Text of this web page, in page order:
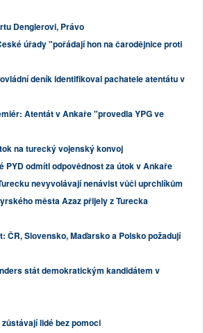
Denglerovi, Právo
úřady "pořádají hon na čarodějnice proti
deník identifikoval pachatele atentátu v
Atentát v Ankaře "provedla YPG ve
na turecký vojenský konvoj
PYD odmítl odpovědnost za útok v Ankaře
nevyvolávají nenávist vůči uprchlíkům
města Azaz přijely z Turecka
ČR, Slovensko, Maďarsko a Polsko požadují
stát demokratickým kandidátem v
lidé bez pomoci